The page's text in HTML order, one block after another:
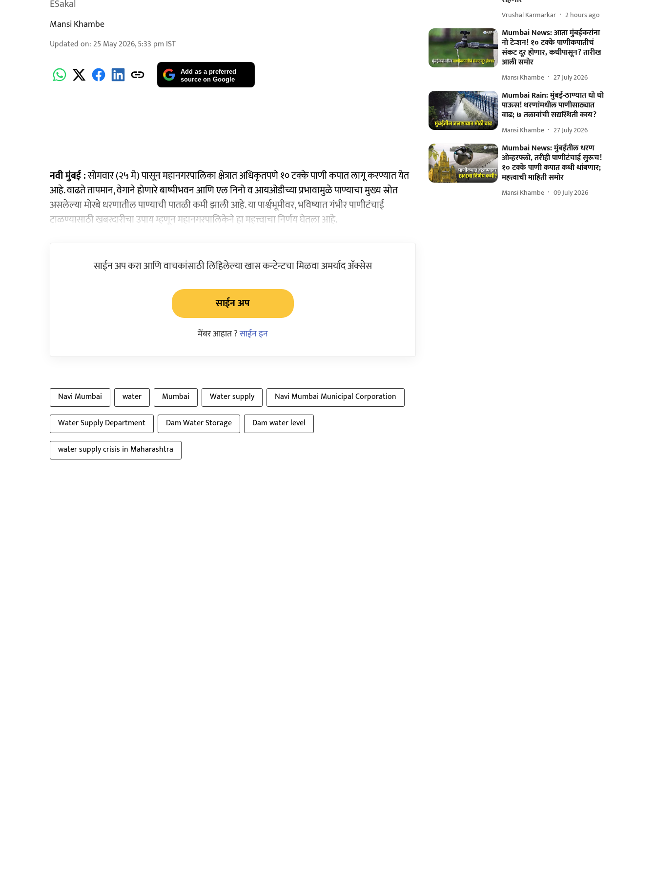
ESakal
Mansi Khambe
Updated on: 25 May 2026, 5:33 pm IST
Add as a preferred
source on Google
नवी मुंबई :सोमवार (२५ मे) पासून महानगरपालिका क्षेत्रात अधिकृतपणे १० टक्के पाणी कपात लागू करण्यात येत
आहे. वाढते तापमान, वेगाने होणारे बाष्पीभवन आणि एल निनो व आयओडीच्या प्रभावामुळे पाण्याचा मुख्य स्रोत
असलेल्या मोरबे धरणातील पाण्याची पातळी कमी झाली आहे. या पार्श्वभूमीवर, भविष्यात गंभीर पाणीटंचाई
टाळण्यासाठी खबरदारीचा उपाय म्हणून महानगरपालिकेने हा महत्त्वाचा निर्णय घेतला आहे.
साईन अप करा आणि वाचकांसाठी लिहिलेल्या खास कन्टेन्टचा मिळवा अमर्याद ॲक्सेस
साईन अप
मेंबर आहात ?साईन इन
Navi Mumbai water Mumbai Water supply
Navi Mumbai Municipal Corporation
Water Supply Department
Dam Water Storage
Dam water level
water supply crisis in Maharashtra
Vrushal Karmarkar 2 hours ago
Mumbai News: आता मुंबईकरांना
नो टेन्शन! १० टक्के पाणीकपातीचं
संकट दूर होणार, कधीपासून? तारीख
आली समोर
Mansi Khambe 27 July 2026
Mumbai Rain: मुंबई-ठाण्यात धो धो
पाऊस! धरणांमधील पाणीसाठ्यात
वाढ; ७ तलावांची सद्यस्थिती काय?
Mansi Khambe 27 July 2026
Mumbai News: मुंबईतील धरण
ओव्हरफ्लो, तरीही पाणीटंचाई सुरूच!
१० टक्के पाणी कपात कधी थांबणार;
महत्त्वाची माहिती समोर
Mansi Khambe 09 July 2026